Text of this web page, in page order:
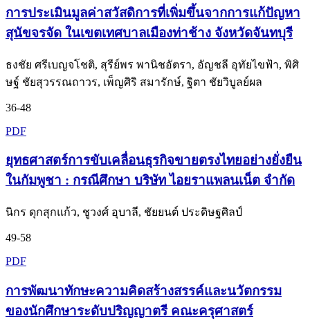
การประเมินมูลค่าสวัสดิการที่เพิ่มขึ้นจากการแก้ปัญหา
สุนัขจรจัด ในเขตเทศบาลเมืองท่าช้าง จังหวัดจันทบุรี
ธงชัย ศรีเบญจโชติ, สุรีย์พร พานิชอัตรา, อัญชลี อุทัยไขฟ้า, พิศิ
ษฐ์ ชัยสุวรรณถาวร, เพ็ญศิริ สมารักษ์, ฐิตา ชัยวิบูลย์ผล
36-48
PDF
ยุทธศาสตร์การขับเคลื่อนธุรกิจขายตรงไทยอย่างยั่งยืน
ในกัมพูชา : กรณีศึกษา บริษัท ไอยราแพลนเน็ต จำกัด
นิกร ดุกสุกแก้ว, ชูวงศ์ อุบาลี, ชัยยนต์ ประดิษฐศิลป์
49-58
PDF
การพัฒนาทักษะความคิดสร้างสรรค์และนวัตกรรม
ของนักศึกษาระดับปริญญาตรี คณะครุศาสตร์